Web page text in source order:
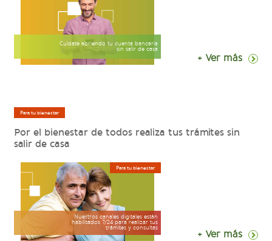
Cuídate abriendo tu cuenta bancaria
sin salir de casa
+ Ver más
Para tu bienestar
Nuestros canales digitales están
habilitados 7/24 para realizar tus
trámites y consultas
Para tu bienestar
Por el bienestar de todos realiza tus trámites sin
salir de casa
+ Ver más